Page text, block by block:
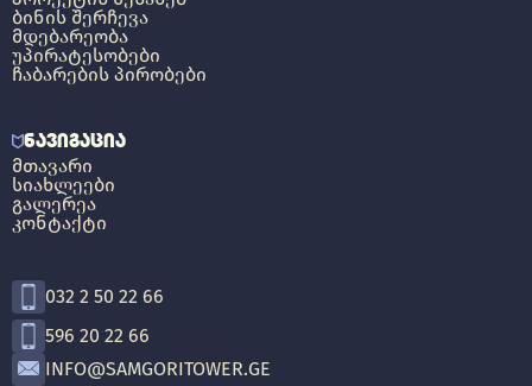
ᲑᲘᲜᲘᲡ ᲨᲔᲠᲩᲔᲕᲐ
ᲛᲓᲔᲑᲐᲠᲔᲝᲑᲐ
ᲣᲞᲘᲠᲐᲢᲔᲡᲝᲑᲔᲑᲘ
ᲩᲐᲑᲐᲠᲔᲑᲘᲡ ᲞᲘᲠᲝᲑᲔᲑᲘ
ᲜᲐᲕᲘᲒᲐᲪᲘᲐ
ᲛᲗᲐᲕᲐᲠᲘ
ᲡᲘᲐᲮᲚᲔᲔᲑᲘ
ᲒᲐᲚᲔᲠᲔᲐ
ᲙᲝᲜᲢᲐᲥᲢᲘ
032 2 50 22 66
596 20 22 66
INFO@SAMGORITOWER.GE